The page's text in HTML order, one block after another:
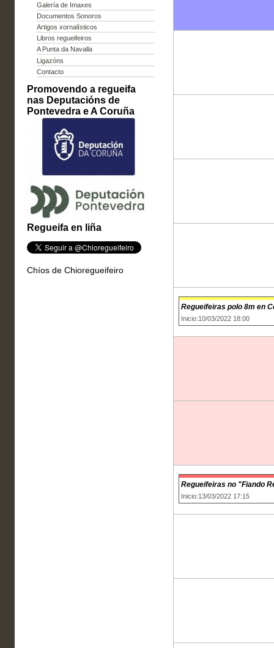
Galería de Imaxes
Documentos Sonoros
Artigos xornalísticos
Libros regueifeiros
A Punta da Navalla
Ligazóns
Contacto
Promovendo a regueifa
nas Deputacións de
Pontevedra e A Coruña
Regueifa en liña
Chíos de Chioregueifeiro
Regueifeiras polo 8m en
Inicio:10/03/2022 18:00
Regueifeiras no "Fiando
Inicio:13/03/2022 17:15